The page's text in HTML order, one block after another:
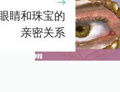
睛和珠宝的
亲密关系